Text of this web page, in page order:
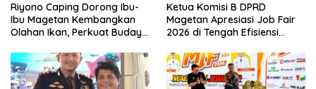
Riyono Caping Dorong Ibu-
Ibu Magetan Kembangkan
Olahan Ikan, Perkuat Budaya
Ketua Komisi B DPRD
Magetan Apresiasi Job Fair
2026 di Tengah Efisiensi